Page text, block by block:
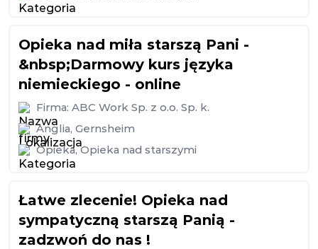
Opieka nad miła starszą Pani -
&nbsp;Darmowy kurs języka
niemieckiego - online
Firma: ABC Work Sp. z o.o. Sp. k.
Anglia, Gernsheim
Opieka, Opieka nad starszymi
Łatwe zlecenie! Opieka nad
sympatyczną starszą Panią -
zadzwoń do nas !